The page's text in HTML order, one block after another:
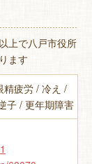
上で八戸市役所
ます
精疲労 / 冷え /
子 / 更年期障害